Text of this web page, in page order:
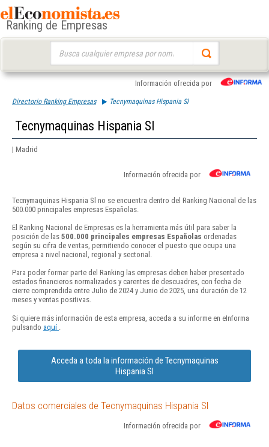
Ranking de Empresas
Información ofrecida por
Directorio Ranking Empresas Tecnymaquinas Hispania Sl
Tecnymaquinas Hispania Sl
| Madrid
Información ofrecida por
Tecnymaquinas Hispania Sl no se encuentra dentro del Ranking Nacional de las
500.000 principales empresas Españolas.
El Ranking Nacional de Empresas es la herramienta más útil para saber la
posición de las 500.000 principales empresas Españolas ordenadas
según su cifra de ventas, permitiendo conocer el puesto que ocupa una
empresa a nivel nacional, regional y sectorial.
Para poder formar parte del Ranking las empresas deben haber presentado
estados financieros normalizados y carentes de descuadres, con fecha de
cierre comprendida entre Julio de 2024 y Junio de 2025, una duración de 12
meses y ventas positivas.
Si quiere más información de esta empresa, acceda a su informe en eInforma
pulsando aquí
Acceda a toda la información de Tecnymaquinas
Hispania Sl
Datos comerciales de Tecnymaquinas Hispania Sl
Información ofrecida por